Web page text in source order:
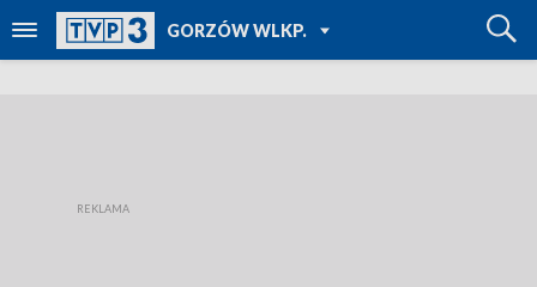
GORZÓW WLKP.
TVP REGIONY